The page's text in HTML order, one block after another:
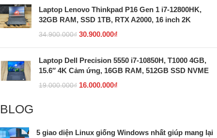
Laptop Lenovo Thinkpad P16 Gen 1 i7-12800HK,
32GB RAM, SSD 1TB, RTX A2000, 16 inch 2K
34.900.000₫ 30.900.000₫
Laptop Dell Precision 5550 i7-10850H, T1000 4GB,
15.6″ 4K Cảm ứng, 16GB RAM, 512GB SSD NVME
19.000.000₫ 16.000.000₫
BLOG
5 giao diện Linux giống Windows nhất giúp mang lại